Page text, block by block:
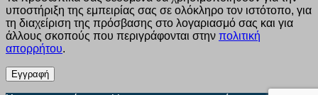
υποστήριξη της εμπειρίας σας σε ολόκληρο τον ιστότοπο, για
τη διαχείριση της πρόσβασης στο λογαριασμό σας και για
άλλους σκοπούς που περιγράφονται στην πολιτική
απορρήτου.
Εγγραφή